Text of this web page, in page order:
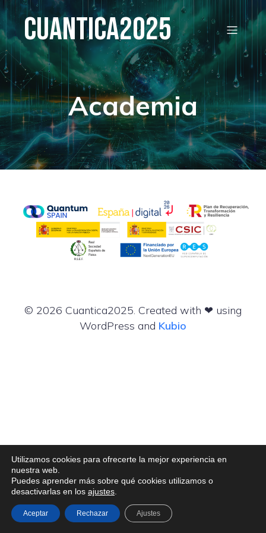
Cuantica2025
Academia
© 2026 Cuantica2025. Created with ❤ using
WordPress and Kubio
Utilizamos cookies para ofrecerte la mejor experiencia en
nuestra web.
Puedes aprender más sobre qué cookies utilizamos o
desactivarlas en los ajustes
Aceptar Rechazar Ajustes